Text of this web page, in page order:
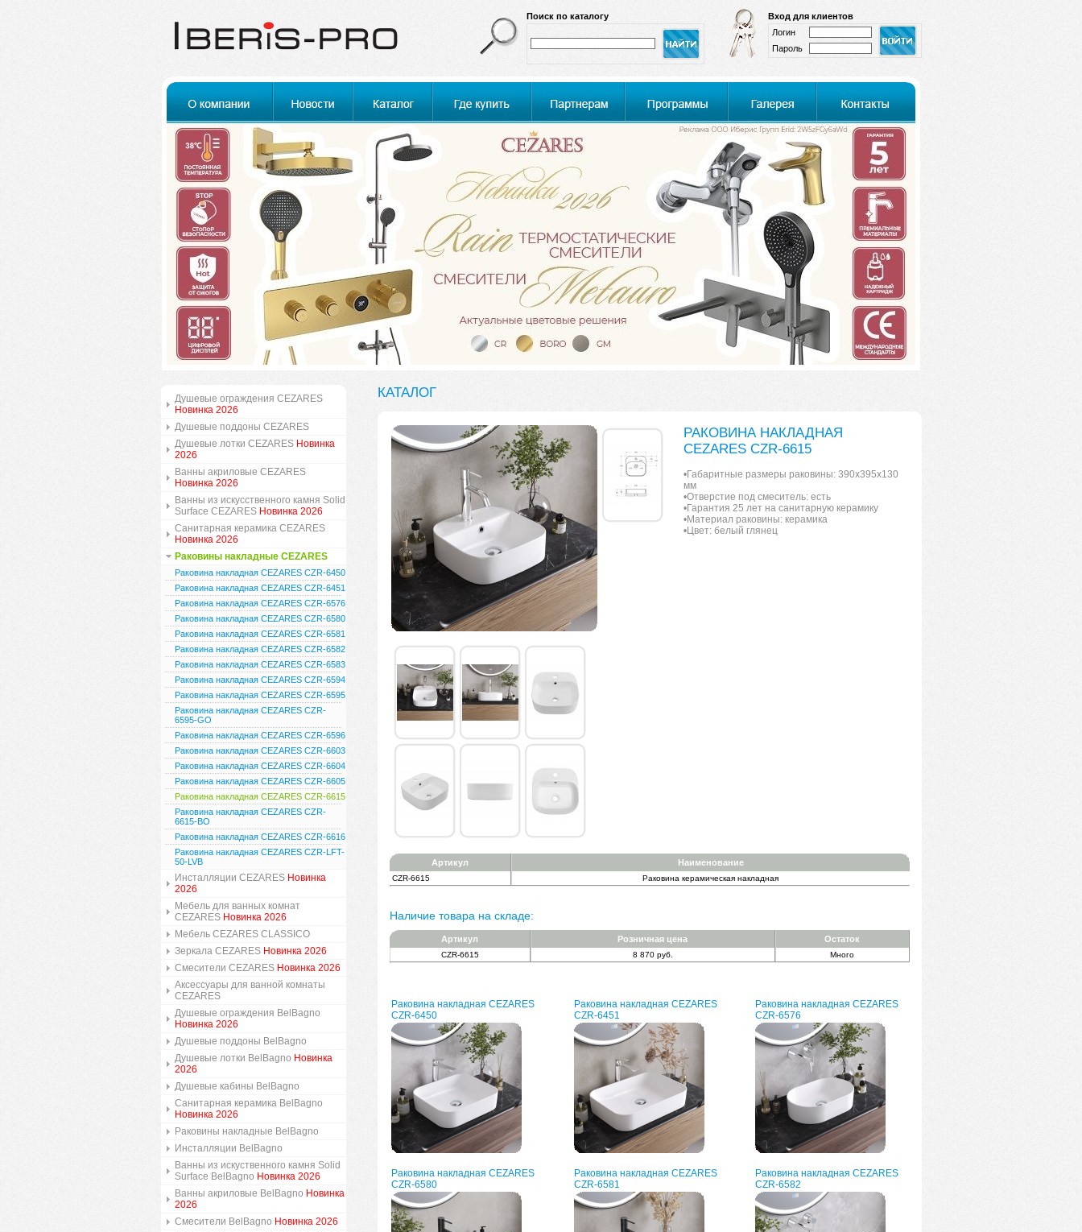
Вход для клиентов
Логин
Пароль
Поиск по каталогу
Душевые ограждения CEZARES
Новинка 2026
Душевые поддоны CEZARES
Душевые лотки CEZARES Новинка
2026
Ванны акриловые CEZARES
Новинка 2026
Ванны из искусственного камня Solid
Surface CEZARES Новинка 2026
Санитарная керамика CEZARES
Новинка 2026
Раковины накладные CEZARES
Раковина накладная CEZARES CZR-6450
Раковина накладная CEZARES CZR-6451
Раковина накладная CEZARES CZR-6576
Раковина накладная CEZARES CZR-6580
Раковина накладная CEZARES CZR-6581
Раковина накладная CEZARES CZR-6582
Раковина накладная CEZARES CZR-6583
Раковина накладная CEZARES CZR-6594
Раковина накладная CEZARES CZR-6595
Раковина накладная CEZARES CZR-
6595-GO
Раковина накладная CEZARES CZR-6596
Раковина накладная CEZARES CZR-6603
Раковина накладная CEZARES CZR-6604
Раковина накладная CEZARES CZR-6605
Раковина накладная CEZARES CZR-6615
Раковина накладная CEZARES CZR-
6615-BO
Раковина накладная CEZARES CZR-6616
Раковина накладная CEZARES CZR-LFT-
50-LVB
Инсталляции CEZARES Новинка
2026
Мебель для ванных комнат
CEZARES Новинка 2026
Мебель CEZARES CLASSICO
Зеркала CEZARES Новинка 2026
Смесители CEZARES Новинка 2026
Аксессуары для ванной комнаты
CEZARES
Душевые ограждения BelBagno
Новинка 2026
Душевые поддоны BelBagno
Душевые лотки BelBagno Новинка
2026
Душевые кабины BelBagno
Санитарная керамика BelBagno
Новинка 2026
Раковины накладные BelBagno
Инсталляции BelBagno
Ванны из искуственного камня Solid
Surface BelBagno Новинка 2026
Ванны акриловые BelBagno Новинка
2026
Смесители BelBagno Новинка 2026
КАТАЛОГ
РАКОВИНА НАКЛАДНАЯ
CEZARES CZR-6615
•Габаритные размеры раковины: 390х395х130
мм
•Отверстие под смеситель: есть
•Гарантия 25 лет на санитарную керамику
•Материал раковины: керамика
•Цвет: белый глянец
Артикул Наименование
CZR-6615 Раковина керамическая накладная
Наличие товара на складе:
Артикул Розничная цена Остаток
CZR-6615 8 870 руб. Много
Раковина накладная CEZARES
CZR-6450
Раковина накладная CEZARES
CZR-6451
Раковина накладная CEZARES
CZR-6576
Раковина накладная CEZARES
CZR-6580
Раковина накладная CEZARES
CZR-6581
Раковина накладная CEZARES
CZR-6582